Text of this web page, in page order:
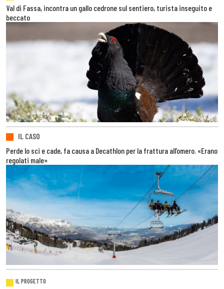
Val di Fassa, incontra un gallo cedrone sul sentiero, turista inseguito e
beccato
IL CASO
Perde lo sci e cade, fa causa a Decathlon per la frattura all’omero. «Erano
regolati male»
IL PROGETTO